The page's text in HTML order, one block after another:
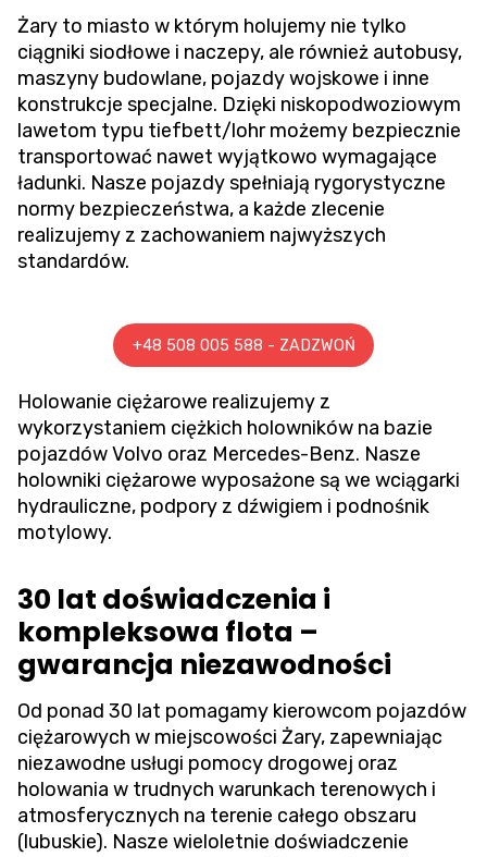
Żary to miasto w którym holujemy nie tylko
ciągniki siodłowe i naczepy, ale również autobusy,
maszyny budowlane, pojazdy wojskowe i inne
konstrukcje specjalne. Dzięki niskopodwoziowym
lawetom typu tiefbett/lohr możemy bezpiecznie
transportować nawet wyjątkowo wymagające
ładunki. Nasze pojazdy spełniają rygorystyczne
normy bezpieczeństwa, a każde zlecenie
realizujemy z zachowaniem najwyższych
standardów.
+48 508 005 588 - ZADZWOŃ
Holowanie ciężarowe realizujemy z
wykorzystaniem ciężkich holowników na bazie
pojazdów Volvo oraz Mercedes-Benz. Nasze
holowniki ciężarowe wyposażone są we wciągarki
hydrauliczne, podpory z dźwigiem i podnośnik
motylowy.
30 lat doświadczenia i
kompleksowa flota –
gwarancja niezawodności
Od ponad 30 lat pomagamy kierowcom pojazdów
ciężarowych w miejscowości Żary, zapewniając
niezawodne usługi pomocy drogowej oraz
holowania w trudnych warunkach terenowych i
atmosferycznych na terenie całego obszaru
(lubuskie). Nasze wieloletnie doświadczenie